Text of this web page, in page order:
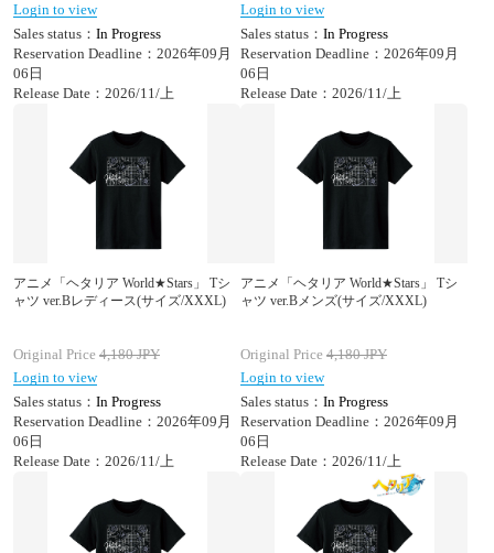
Login to view
Sales status： In Progress
Reservation Deadline：2026年09月
06日
Release Date：2026/11/上
Login to view
Sales status： In Progress
Reservation Deadline：2026年09月
06日
Release Date：2026/11/上
アニメ「ヘタリア World★Stars」 Tシ
ャツ ver.Bレディース(サイズ/XXXL)
Original Price 4,180JPY
Login to view
Sales status： In Progress
Reservation Deadline：2026年09月
06日
Release Date：2026/11/上
アニメ「ヘタリア World★Stars」 Tシ
ャツ ver.Bメンズ(サイズ/XXXL)
Original Price 4,180JPY
Login to view
Sales status： In Progress
Reservation Deadline：2026年09月
06日
Release Date：2026/11/上